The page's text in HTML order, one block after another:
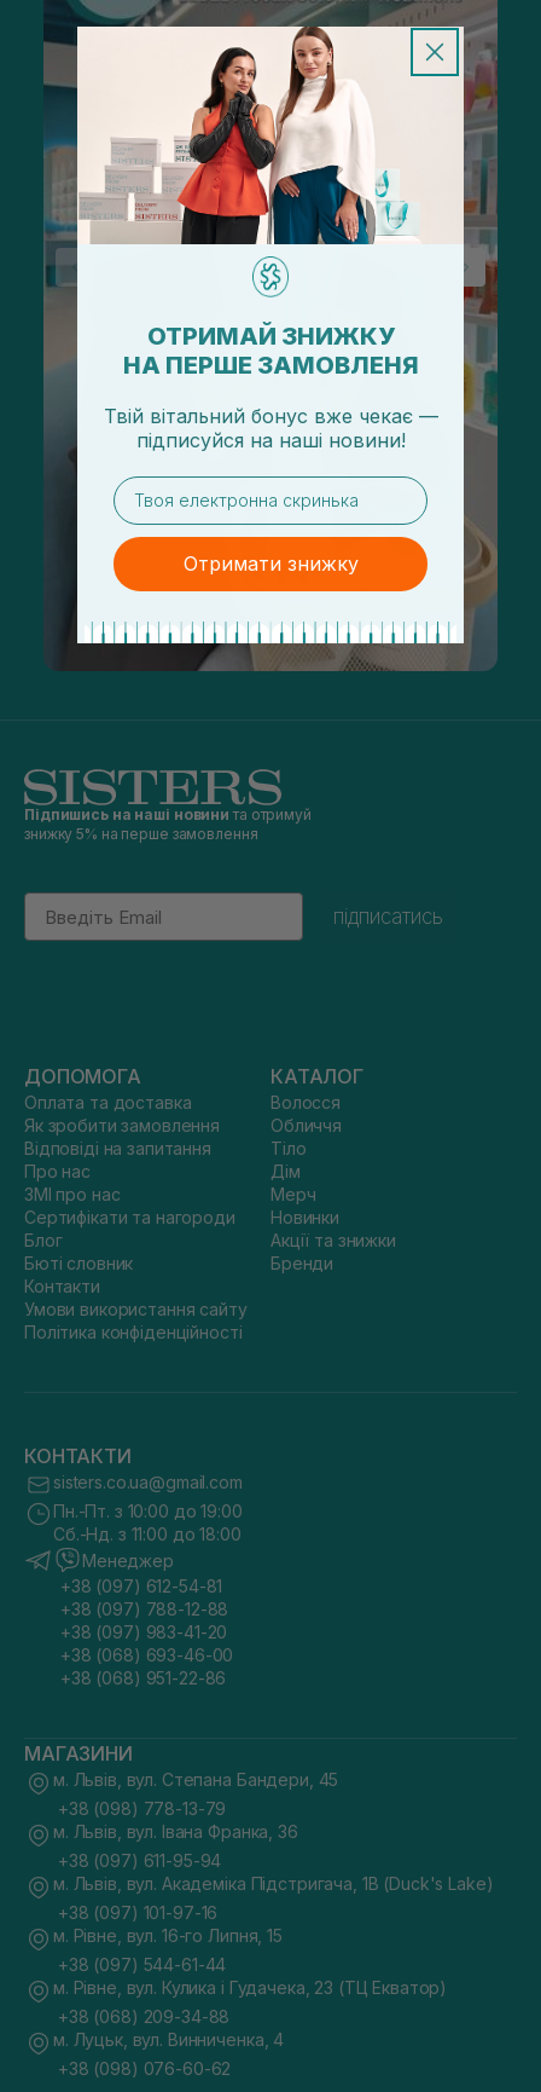
Підпишись на наші новини та отримуй
знижку 5% на перше замовлення
Email
підписатись
ДОПОМОГА
Оплата та доставка
Як зробити замовлення
Відповіді на запитання
Про нас
ЗМІ про нас
Сертифікати та нагороди
Блог
Бюті словник
Контакти
Умови використання сайту
Політика конфіденційності
КАТАЛОГ
Волосся
Обличчя
Тіло
Дім
Мерч
Новинки
Акції та знижки
Бренди
КОНТАКТИ
sisters.co.ua@gmail.com
Пн.-Пт. з 10:00 до 19:00
Сб.-Нд. з 11:00 до 18:00
Менеджер
+38 (097) 612-54-81
+38 (097) 788-12-88
+38 (097) 983-41-20
+38 (068) 693-46-00
+38 (068) 951-22-86
МАГАЗИНИ
м. Львів, вул. Степана Бандери, 45
+38 (098) 778-13-79
м. Львів, вул. Івана Франка, 36
+38 (097) 611-95-94
м. Львів, вул. Академіка Підстригача, 1В (Duck's Lake)
+38 (097) 101-97-16
м. Рівне, вул. 16-го Липня, 15
+38 (097) 544-61-44
м. Рівне, вул. Кулика і Гудачека, 23 (ТЦ Екватор)
+38 (068) 209-34-88
м. Луцьк, вул. Винниченка, 4
+38 (098) 076-60-62
ОТРИМАЙ ЗНИЖКУ
НА ПЕРШЕ ЗАМОВЛЕНЯ
Твій вітальний бонус вже чекає —
підписуйся на наші новини!
email
Отримати знижку